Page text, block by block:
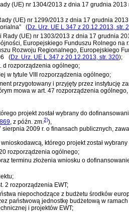
(UE) nr 1304/2013 z dnia 17 grudnia
(UE) nr 1299/2013 z dnia 17 grudnia
(Dz. Urz. UE L 347 z 20.12.2013, str.
(UE) nr 1303/2013 z dnia 17 grudnia
Europejskiego Funduszu Rolnego
Rozwoju Regionalnego, Europejskiego
(Dz. Urz. UE L 347 z 20.12.2013, str. 320);
d rozporządzenia ogólnego;
w tytule VIII rozporządzenia ogólnego;
przygotowany i przyjęty przez instytucję
mowa w art. 47 rozporządzenia
projekt został wybrany do
, z późn. zm.2)),
sierpnia 2009 r. o finansach publicznych,
którego projekt został
rozporządzenia ogólnego;
terminu złożenia wniosku o
2 rozporządzenia EWT;
niepochodzące z budżetu środków
państwową jednostkę budżetową w
i projektów EWT;